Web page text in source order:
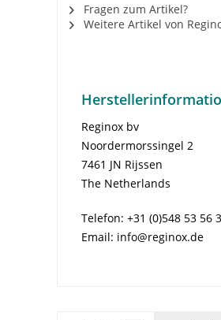
Fragen zum Artikel?
Weitere Artikel von
Reginox bv
Noordermorssingel 2
7461 JN Rijssen
The Netherlands
Telefon: +31 (0)548 53 56
Email: info@reginox.de